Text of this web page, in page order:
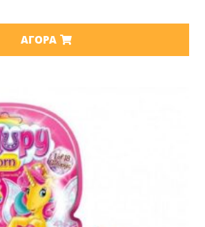
ΑΓΟΡΆ